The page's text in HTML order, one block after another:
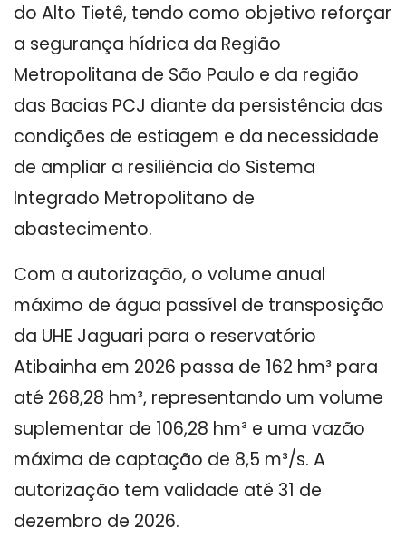
do Alto Tietê, tendo como objetivo reforçar
a segurança hídrica da Região
Metropolitana de São Paulo e da região
das Bacias PCJ diante da persistência das
condições de estiagem e da necessidade
de ampliar a resiliência do Sistema
Integrado Metropolitano de
abastecimento.
Com a autorização, o volume anual
máximo de água passível de transposição
da UHE Jaguari para o reservatório
Atibainha em 2026 passa de 162 hm³ para
até 268,28 hm³, representando um volume
suplementar de 106,28 hm³ e uma vazão
máxima de captação de 8,5 m³/s. A
autorização tem validade até 31 de
dezembro de 2026.